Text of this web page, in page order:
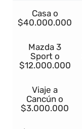
Casa o
$40.000.000
Mazda 3
Sport o
$12.000.000
Viaje a
Cancún o
$3.000.000